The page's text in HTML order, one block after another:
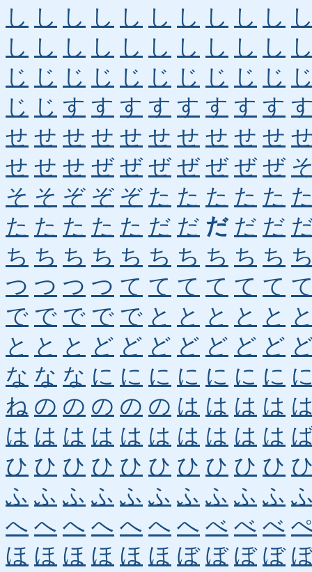
し し し し し し し し し し
し し し し し し し し し し
じ じ じ じ じ じ じ じ じ じ
じ じ す す す す す す す す
せ せ せ せ せ せ せ せ せ せ
せ せ せ ぜ ぜ ぜ ぜ ぜ ぜ ぜ
そ そ ぞ ぞ ぞ た た た た た
た た た た た だ だ だ だ だ
ち ち ち ち ち ち ち ち ち ち
つ つ つ つ て て て て て て
で で で で で と と と と と
と と と ど ど ど ど ど ど ど
な な な に に に に に に に
ね の の の の の は は は は
は は は は は は は は は は
ひ ひ ひ ひ ひ ひ ひ ひ ひ ひ
ふ ふ ふ ふ ふ ふ ふ ふ ふ ふ
へ へ へ へ へ へ へ べ べ べ
ほ ほ ほ ほ ほ ほ ぼ ぼ ぼ ぼ